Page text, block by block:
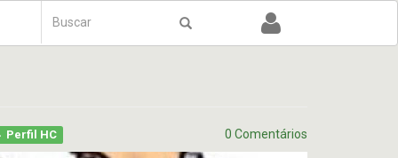
Formulário
de
Perfil HC 0 Comentários